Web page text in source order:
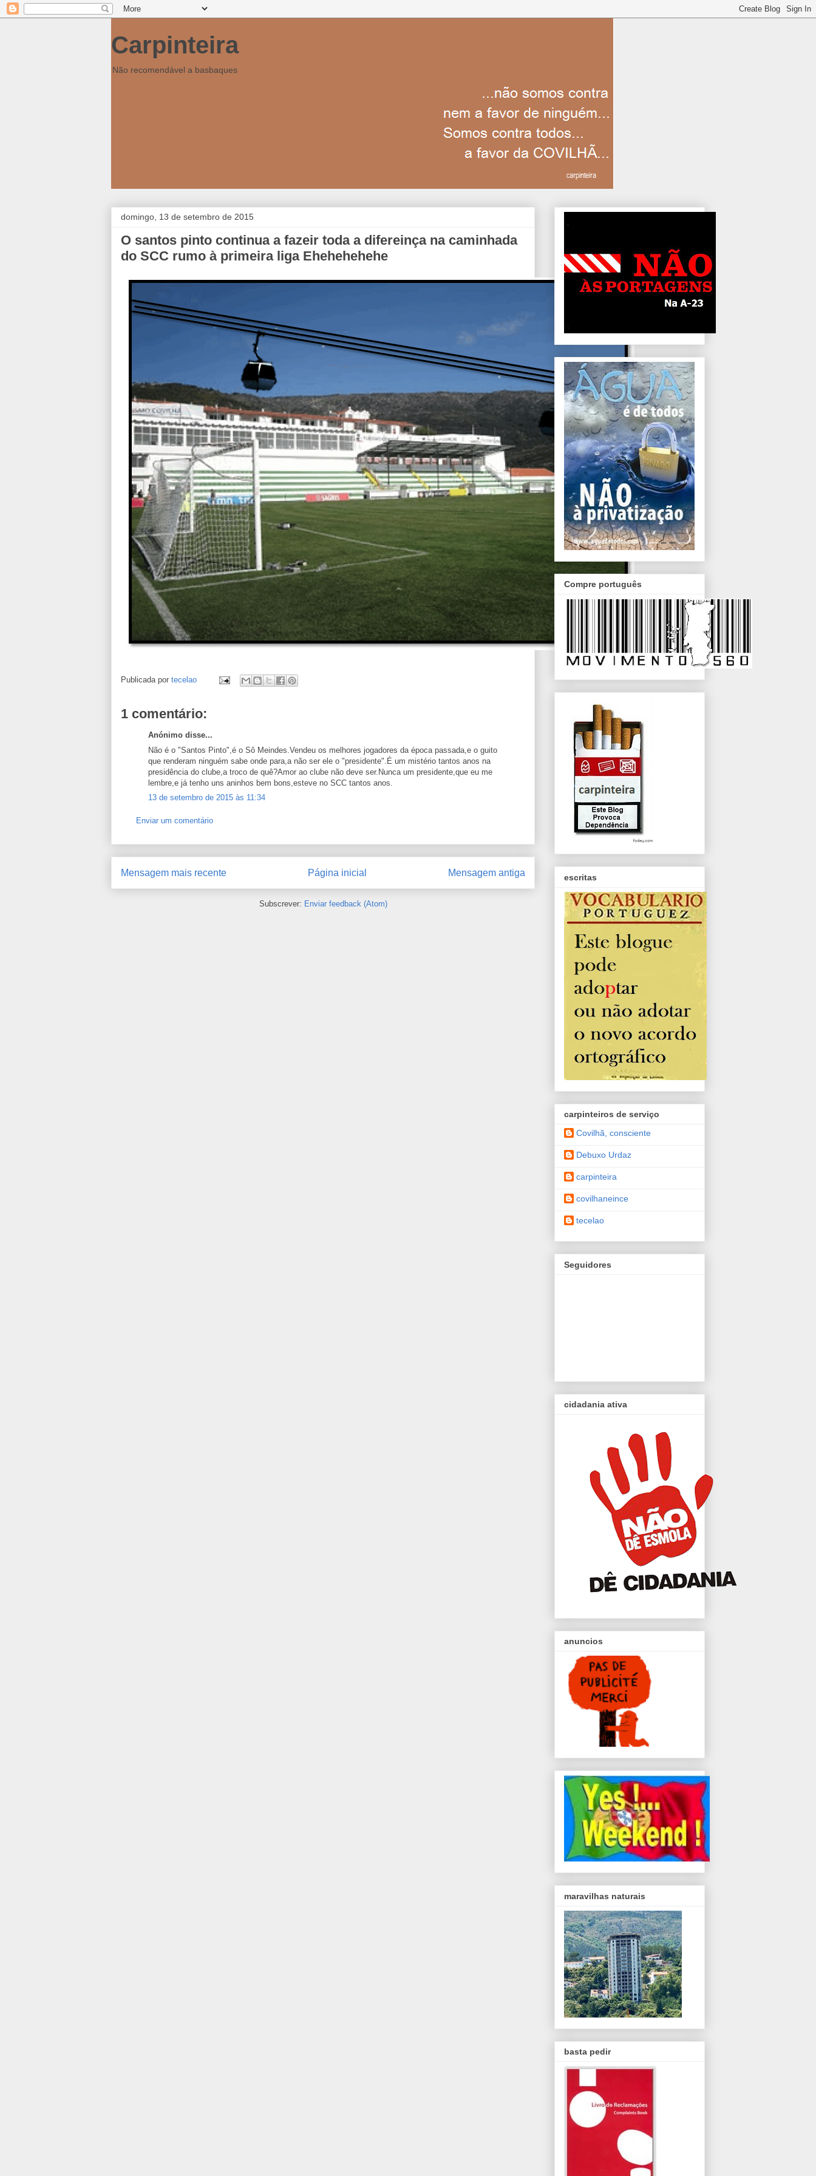
Carpinteira
Não recomendável a basbaques
domingo, 13 de setembro de 2015
O santos pinto continua a fazeir toda a difereinça na caminhada
do SCC rumo à primeira liga Ehehehehehe
Publicada por tecelao
1 comentário:
Anónimo disse...
Não é o "Santos Pinto",é o Sô Meindes.Vendeu os melhores jogadores da época passada,e o guito
que renderam ninguém sabe onde para,a não ser ele o "presidente".É um mistério tantos anos na
presidência do clube,a troco de quê?Amor ao clube não deve ser.Nunca um presidente,que eu me
lembre,e já tenho uns aninhos bem bons,esteve no SCC tantos anos.
13 de setembro de 2015 às 11:34
Enviar um comentário
Mensagem mais recente Mensagem antiga
Página inicial
Subscrever: Enviar feedback (Atom)
Compre português
escritas
carpinteiros de serviço
Covilhã, consciente
Debuxo Urdaz
carpinteira
covilhaneince
tecelao
Seguidores
cidadania ativa
anuncios
maravilhas naturais
basta pedir